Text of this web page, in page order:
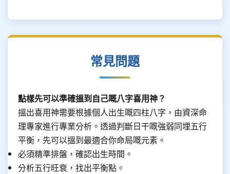
常見問題
點樣先可以準確搵到自己嘅八字喜用神？
搵出喜用神需要根據個人出生嘅四柱八字，由資深命
理專家進行專業分析。透過判斷日干嘅強弱同埋五行
平衡，先可以搵到最適合你命局嘅元素。
必須精準排盤，確認出生時間。
分析五行旺衰，找出平衡點。